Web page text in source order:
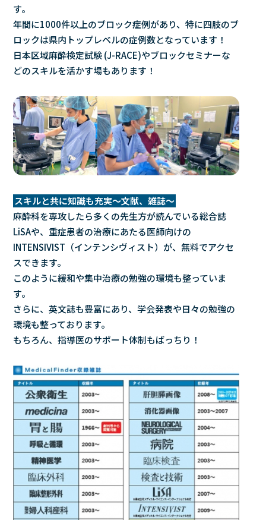
す。
年間に1000件以上のブロック症例があり、特に四肢のブ
ロックは県内トップレベルの症例数となっています！
日本区域麻酔検定試験 (J-RACE)やブロックセミナーな
どのスキルを活かす場もあります！
スキルと共に知識も充実～文献、雑誌～
麻酔科を専攻したら多くの先生方が読んでいる総合誌
LiSAや、重症患者の治療にあたる医師向けの
INTENSIVIST（インテンシヴィスト）が、無料でアクセ
スできます。
このように緩和や集中治療の勉強の環境も整っていま
す。
さらに、英文誌も豊富にあり、学会発表や日々の勉強の
環境も整っております。
もちろん、指導医のサポート体制もばっちり！